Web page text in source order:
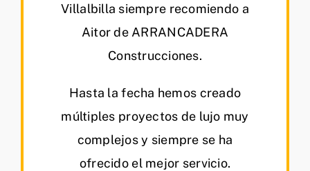
Villalbilla siempre recomiendo a
Aitor de ARRANCADERA
Construcciones.
Hasta la fecha hemos creado
múltiples proyectos de lujo muy
complejos y siempre se ha
ofrecido el mejor servicio.